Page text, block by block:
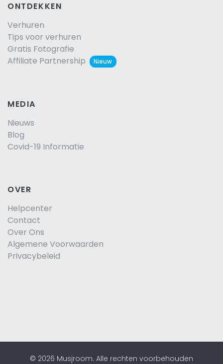
ONTDEKKEN
Verhuren
Tips voor verhuren
Gratis Fotografie
Affiliate Partnership
Nieuw
MEDIA
Nieuws
Blog
Covid-19 Informatie
OVER
Helpcenter
Contact
Over Ons
Algemene Voorwaarden
Privacybeleid
© 2026 Musjroom. Alle rechten voorbehouden